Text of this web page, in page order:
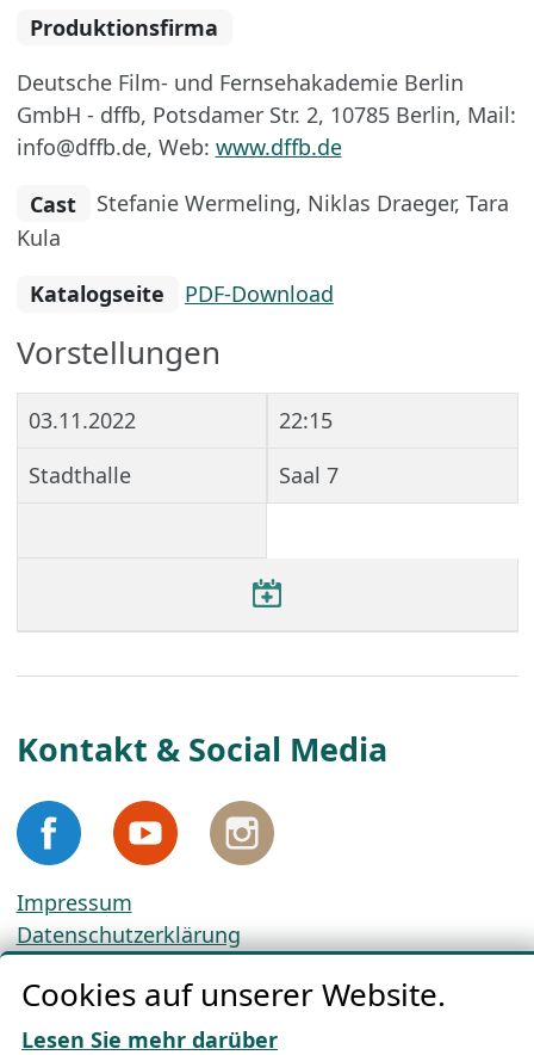
Produktionsfirma
Deutsche Film- und Fernsehakademie Berlin
GmbH - dffb, Potsdamer Str. 2, 10785 Berlin, Mail:
info@dffb.de, Web: www.dffb.de
Cast
Stefanie Wermeling, Niklas Draeger, Tara
Kula
Katalogseite
PDF-Download
Vorstellungen
03.11.2022
22:15
Stadthalle
Saal 7
Kontakt & Social Media
Impressum
Datenschutzerklärung
AGBs
Download „Nordic Tango“
Cookies auf unserer Website.
Lesen Sie mehr darüber